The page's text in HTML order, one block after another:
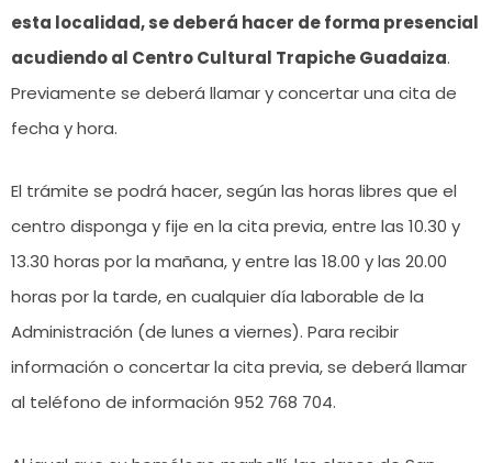
esta localidad, se deberá hacer de forma presencial
acudiendo al Centro Cultural Trapiche Guadaiza.
Previamente se deberá llamar y concertar una cita de
fecha y hora.
El trámite se podrá hacer, según las horas libres que el
centro disponga y fije en la cita previa, entre las 10.30 y
13.30 horas por la mañana, y entre las 18.00 y las 20.00
horas por la tarde, en cualquier día laborable de la
Administración (de lunes a viernes). Para recibir
información o concertar la cita previa, se deberá llamar
al teléfono de información 952 768 704.